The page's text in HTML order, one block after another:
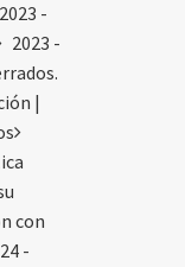
2023 -
2023 -
|
con
-